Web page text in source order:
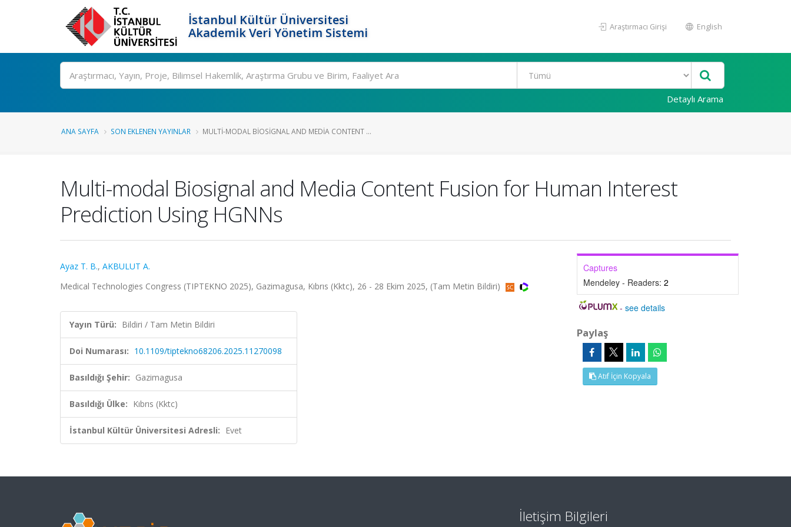
İstanbul Kültür Üniversitesi
Akademik Veri Yönetim Sistemi
Araştırmacı Girişi English
Ara
Detaylı Arama
ANA SAYFA SON EKLENEN YAYINLAR MULTI-MODAL BIOSIGNAL AND MEDIA CONTENT ...
Multi-modal Biosignal and Media Content Fusion for Human Interest
Prediction Using HGNNs
Ayaz T. B., AKBULUT A.
Medical Technologies Congress (TIPTEKNO 2025), Gazimagusa, Kıbrıs (Kktc), 26 - 28 Ekim 2025, (Tam Metin Bildiri)
Yayın Türü: Bildiri / Tam Metin Bildiri
Doi Numarası: 10.1109/tiptekno68206.2025.11270098
Basıldığı Şehir: Gazimagusa
Basıldığı Ülke: Kıbrıs (Kktc)
İstanbul Kültür Üniversitesi Adresli: Evet
Captures
Mendeley - Readers: 2
-see details
Paylaş
Atıf İçin Kopyala
İletişim Bilgileri